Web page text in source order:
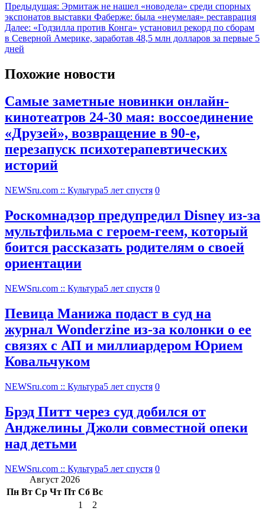
Предыдущая: Эрмитаж не нашел «новодела» среди спорных
экспонатов выставки Фаберже: была «неумелая» реставрация
Далее: «Годзилла против Конга» установил рекорд по сборам
в Северной Америке, заработав 48,5 млн долларов за первые 5
дней
Похожие новости
Самые заметные новинки онлайн-
кинотеатров 24-30 мая: воссоединение
«Друзей», возвращение в 90-е,
перезапуск психотерапевтических
историй
NEWSru.com :: Культура5 лет спустя 0
Роскомнадзор предупредил Disney из-за
мультфильма c героем-геем, который
боится рассказать родителям о своей
ориентации
NEWSru.com :: Культура5 лет спустя 0
Певица Манижа подаст в суд на
журнал Wonderzine из-за колонки о ее
связях с АП и миллиардером Юрием
Ковальчуком
NEWSru.com :: Культура5 лет спустя 0
Брэд Питт через суд добился от
Анджелины Джоли совместной опеки
над детьми
NEWSru.com :: Культура5 лет спустя 0
Август 2026
Пн Вт Ср Чт Пт Сб Вс
1
2